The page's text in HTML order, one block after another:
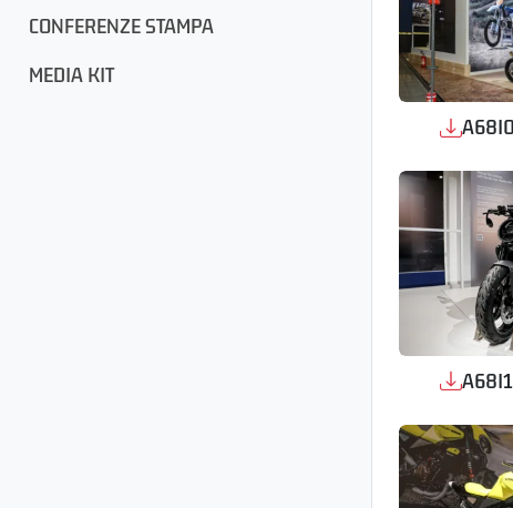
CONFERENZE STAMPA
MEDIA KIT